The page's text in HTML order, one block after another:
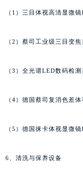
（1）三目体视高清显微
（2）蔡司工业级三目变
（3）全光谱LED数码检
（4）德国蔡司复消色差
（5）德国徕卡体视显微
6、清洗与保养设备